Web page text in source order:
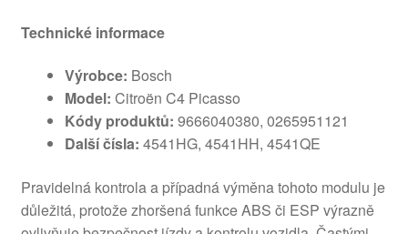
Technické informace
Výrobce: Bosch
Model: Citroën C4 Picasso
Kódy produktů: 9666040380, 0265951121
Další čísla: 4541HG, 4541HH, 4541QE
Pravidelná kontrola a případná výměna tohoto modulu je
důležitá, protože zhoršená funkce ABS či ESP výrazně